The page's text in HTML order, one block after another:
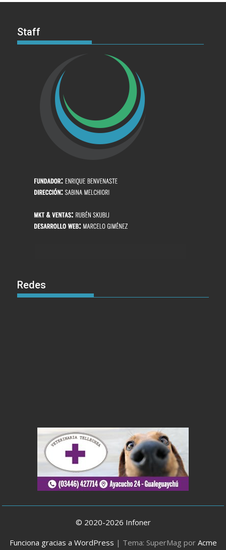
Staff
Redes
© 2020-2026 Infoner
Funciona gracias a WordPress | Tema: SuperMag por Acme